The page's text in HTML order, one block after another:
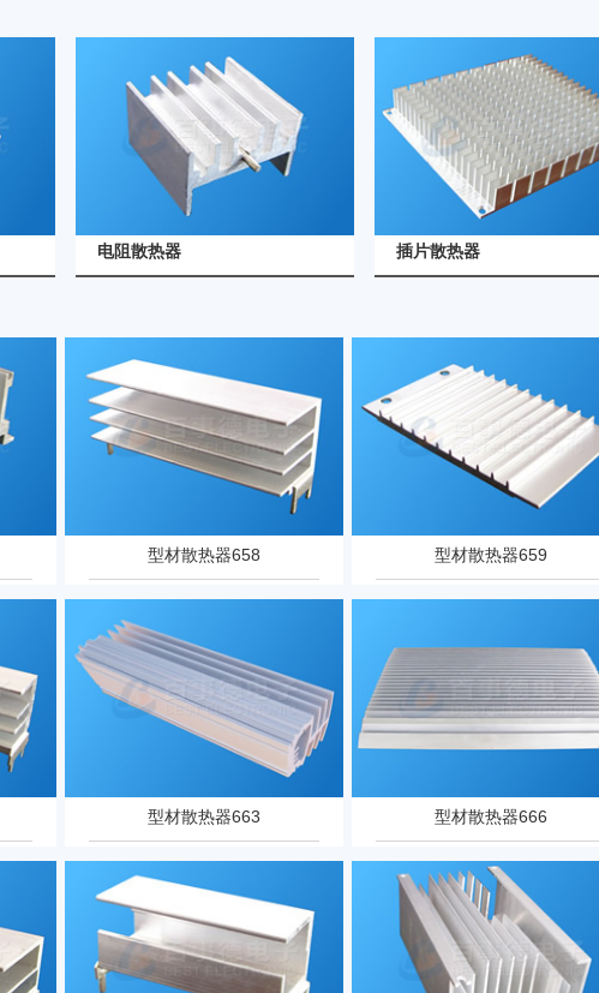
电阻散热器 插片散热器
插片散热器 电阻散热器
型材散热器658 型材散热器659
型材散热器663 型材散热器666